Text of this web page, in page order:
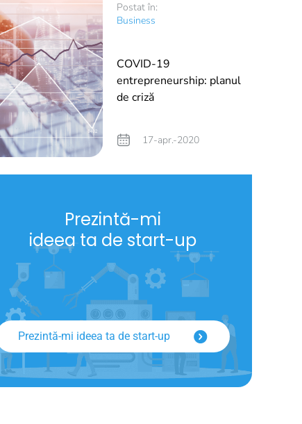
Postat în:
Business
COVID-19
entrepreneurship: planul
de criză
17-apr.-2020
Prezintă-mi
ideea ta de start-up
Prezintă-mi ideea ta de start-up